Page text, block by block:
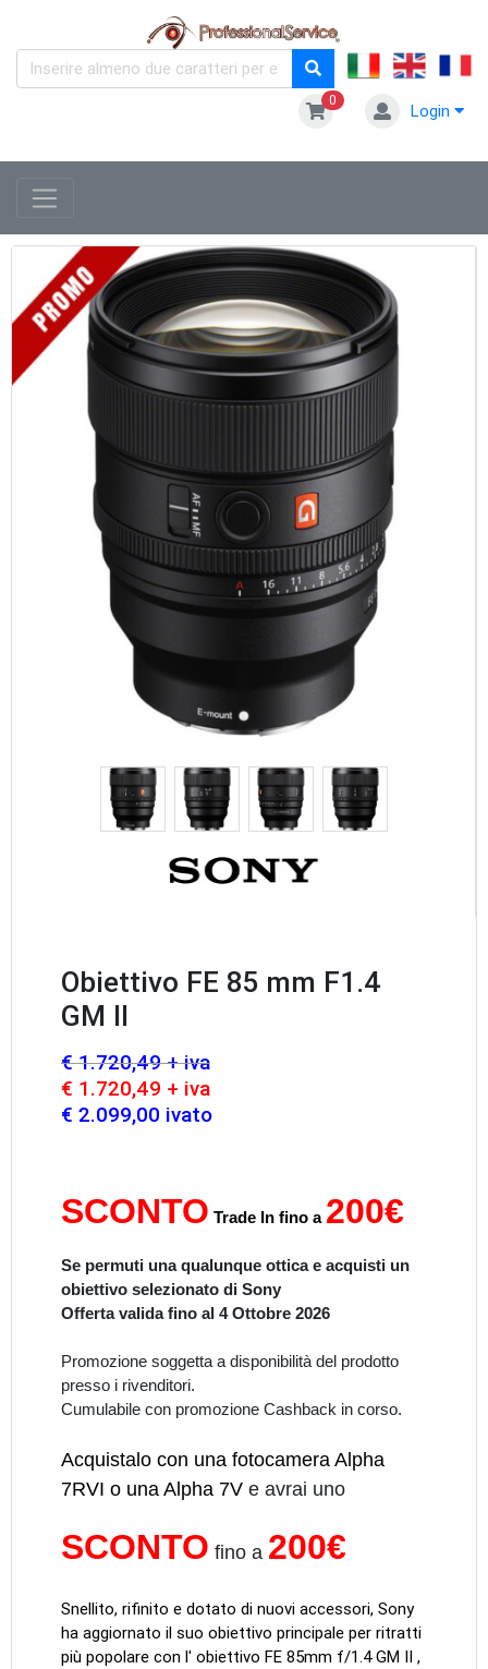
0
Login
Obiettivo FE 85 mm F1.4
GM II
€ 1.720,49 + iva
€ 1.720,49 + iva
€ 2.099,00 ivato
SCONTO Trade In fino a 200€
Se permuti una qualunque ottica e acquisti un
obiettivo selezionato di Sony
Offerta valida fino al 4 Ottobre 2026
Promozione soggetta a disponibilità del prodotto
presso i rivenditori.
Cumulabile con promozione Cashback in corso.
Acquistalo con una fotocamera Alpha
7RVI o una Alpha 7V e avrai uno
SCONTO fino a 200€
Snellito, rifinito e dotato di nuovi accessori, Sony
ha aggiornato il suo obiettivo principale per ritratti
più popolare con l' obiettivo FE 85mm f/1.4 GM II ,